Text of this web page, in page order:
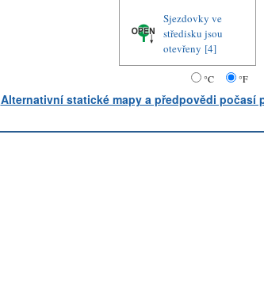
Sjezdovky ve
středisku jsou
otevřeny [4]
°C °F
Alternativní statické mapy a předpovědi počasí